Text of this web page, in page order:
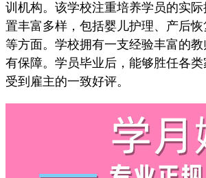
训机构。该学校注重培养学员的实
置丰富多样，包括婴儿护理、产后
等方面。学校拥有一支经验丰富的
有保障。学员毕业后，能够胜任各类
受到雇主的一致好评。